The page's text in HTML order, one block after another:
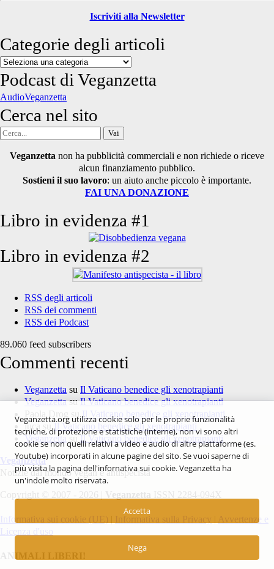
Iscriviti alla Newsletter
Categorie degli articoli
Categorie
degli
articoli
Podcast di Veganzetta
AudioVeganzetta
Cerca nel sito
Cerca
Veganzetta non ha pubblicità commerciali e non richiede o riceve
alcun finanziamento pubblico.
Sostieni il suo lavoro: un aiuto anche piccolo è importante.
FAI UNA DONAZIONE
Libro in evidenza #1
Libro in evidenza #2
RSS degli articoli
RSS dei commenti
RSS dei Podcast
89.060 feed subscribers
Commenti recenti
Veganzetta su Il Vaticano benedice gli xenotrapianti
VeganzettasuIl Vaticano benedice gli xenotrapianti
Paola Drog suIl Vaticano benedice gli xenotrapianti
luca suIl Vaticano benedice gli xenotrapianti
Veganzetta su Il Vaticano benedice gli xenotrapianti
Veganzetta
Notizie dal mondo vegan e antispecista
Copyright © 2007 - 2026 | Veganzetta ISSN 2284-094X
Informativa sui cookie (UE) Informativa sulla Privacy
Avvertenze e
Licenza d'uso
ANIMALI LIBERI!
Veganzetta.org utilizza cookie solo per le proprie funzionalità
tecniche, di protezione e statistiche (interne), non vi sono altri
cookie se non quelli relativi a video e audio di altre piattaforme (es.
Youtube) incorporati in alcune pagine del sito. Se vuoi saperne di
più visita la pagina dell'infornativa sui cookie. Veganzetta ha
un'indole molto riservata.
Accetta
Nega